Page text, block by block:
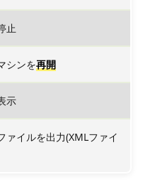
止
シンを再開
示
ァイルを出力(XMLファイ